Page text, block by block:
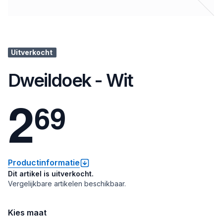
Uitverkocht
Dweildoek - Wit
269
Productinformatie
Dit artikel is uitverkocht.
Vergelijkbare artikelen beschikbaar.
Kies maat